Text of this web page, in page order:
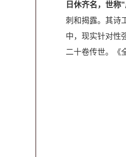
日休齐名，世称“
刺和揭露。其诗
中，现实针对性
二十卷传世。《